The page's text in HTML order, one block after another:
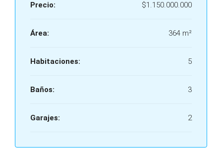
Precio: $1.150.000.000
Área: 364 m²
Habitaciones: 5
Baños: 3
Garajes: 2